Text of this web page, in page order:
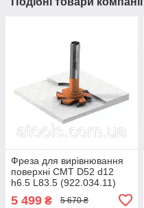
Фреза для вирівнювання
поверхні CMT D52 d12
h6.5 L83.5 (922.034.11)
5 499 ₴ 5 670 ₴